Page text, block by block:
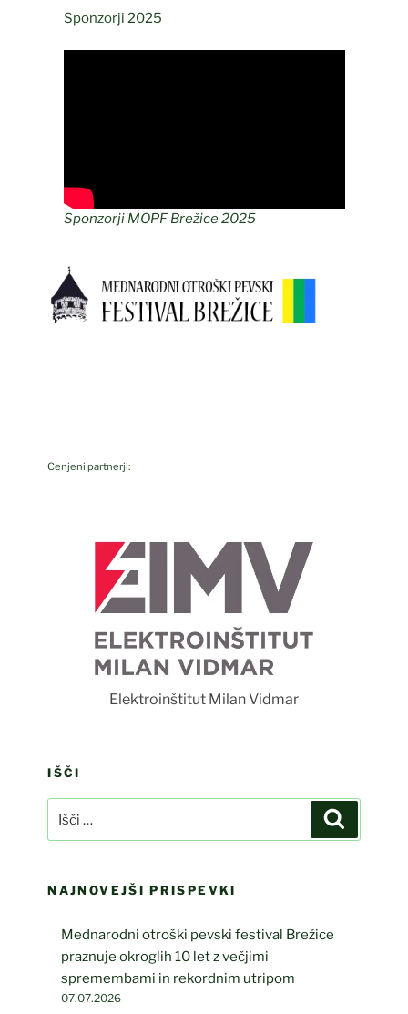
Sponzorji 2025
Sponzorji MOPF Brežice 2025
Cenjeni partnerji:
Milan Vidmar
Foto Luka Rudman
IŠČI
NAJNOVEJŠI PRISPEVKI
Mednarodni otroški pevski festival Brežice
praznuje okroglih 10 let z večjimi
spremembami in rekordnim utripom
07.07.2026